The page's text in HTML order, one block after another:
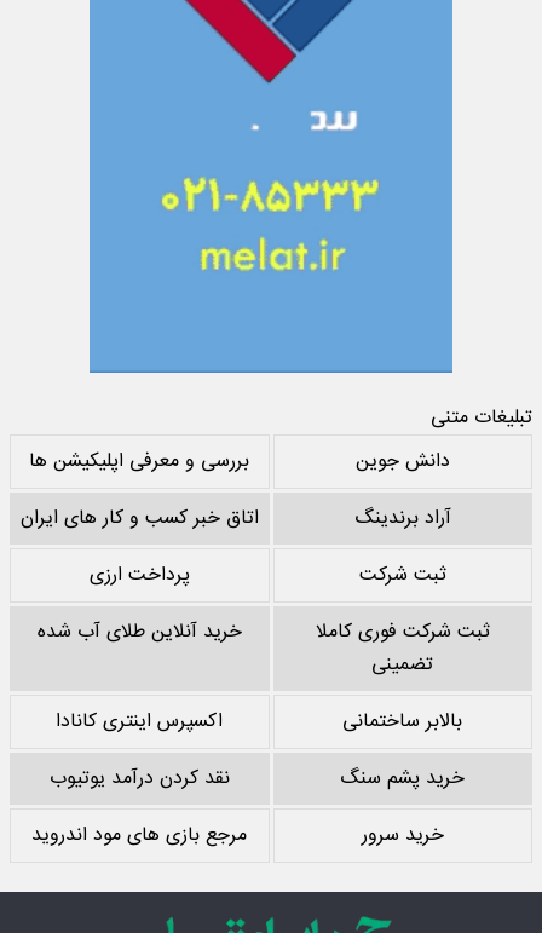
تبلیغات متنی
دانش جوین
بررسی و معرفی اپلیکیشن ها
آراد برندینگ
اتاق خبر کسب و کار های ایران
ثبت شرکت
پرداخت ارزی
ثبت شرکت فوری کاملا
تضمینی
خرید آنلاین طلای آب شده
بالابر ساختمانی
اکسپرس اینتری کانادا
خرید پشم سنگ
نقد کردن درآمد یوتیوب
خرید سرور
مرجع بازی های مود اندروید